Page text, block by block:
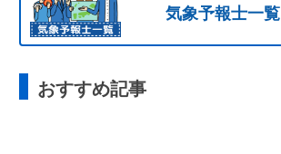
気象予報士一覧
おすすめ記事